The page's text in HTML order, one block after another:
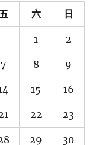
五 六 日
1 2
7 8 9
15 16
22 23
29 30